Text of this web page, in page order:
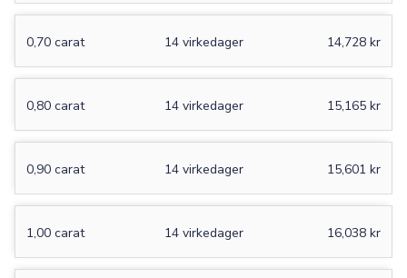
0,70 carat 14,728 kr
14 virkedager
0,80 carat 15,165 kr
14 virkedager
0,90 carat 15,601 kr
14 virkedager
1,00 carat 16,038 kr
14 virkedager